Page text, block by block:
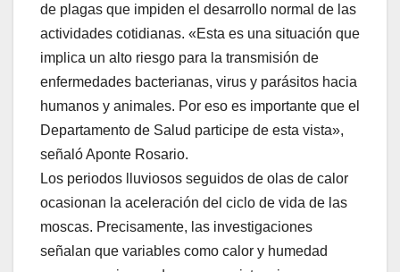
de plagas que impiden el desarrollo normal de las
actividades cotidianas. «Esta es una situación que
implica un alto riesgo para la transmisión de
enfermedades bacterianas, virus y parásitos hacia
humanos y animales. Por eso es importante que el
Departamento de Salud participe de esta vista»,
señaló Aponte Rosario.
Los periodos lluviosos seguidos de olas de calor
ocasionan la aceleración del ciclo de vida de las
moscas. Precisamente, las investigaciones
señalan que variables como calor y humedad